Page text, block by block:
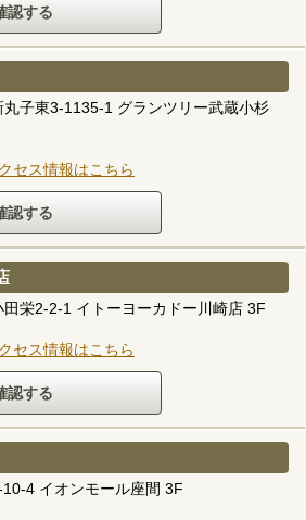
子東3-1135-1 グランツリー武蔵小杉
セス情報はこちら
栄2-2-1 イトーヨーカドー川崎店 3F
セス情報はこちら
4 イオンモール座間 3F